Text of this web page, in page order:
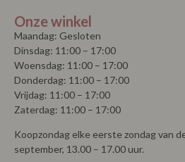
Onze winkel
Maandag: Gesloten
Dinsdag: 11:00 – 17:00
Woensdag: 11:00 – 17:00
Donderdag: 11:00 – 17:00
Vrijdag: 11:00 – 17:00
Zaterdag: 11:00 – 17:00
Koopzondag elke eerste zondag van
september, 13.00 – 17.00 uur.